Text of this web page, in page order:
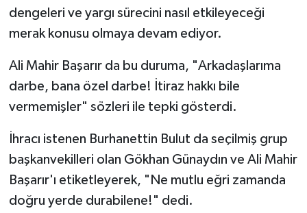
dengeleri ve yargı sürecini nasıl etkileyeceği
merak konusu olmaya devam ediyor.
Ali Mahir Başarır da bu duruma, "Arkadaşlarıma
darbe, bana özel darbe! İtiraz hakkı bile
vermemişler" sözleri ile tepki gösterdi.
İhracı istenen Burhanettin Bulut da seçilmiş grup
başkanvekilleri olan Gökhan Günaydın ve Ali Mahir
Başarır'ı etiketleyerek, "Ne mutlu eğri zamanda
doğru yerde durabilene!" dedi.